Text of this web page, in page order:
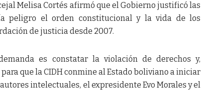
Melisa Cortés afirmó que el Gobierno justificó las
peligro el orden constitucional y la vida de los
de justicia desde 2007.
es constatar la violación de derechos y,
que la CIDH conmine al Estado boliviano a iniciar
intelectuales, el expresidente Evo Morales y el